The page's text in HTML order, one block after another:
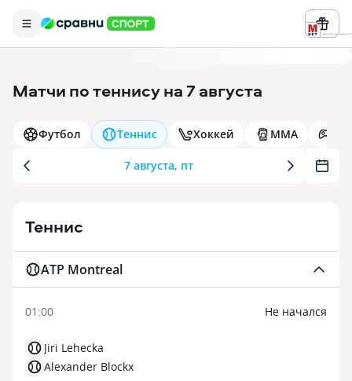
Реклама ООО «БК «Марафон» ИНН
Матчи потеннисуна7 августа
Футбол Теннис Хоккей MMA
7 августа, пт
Теннис
ATP Montreal
01:00
Jiri Lehecka
Alexander Blockx
Не начался